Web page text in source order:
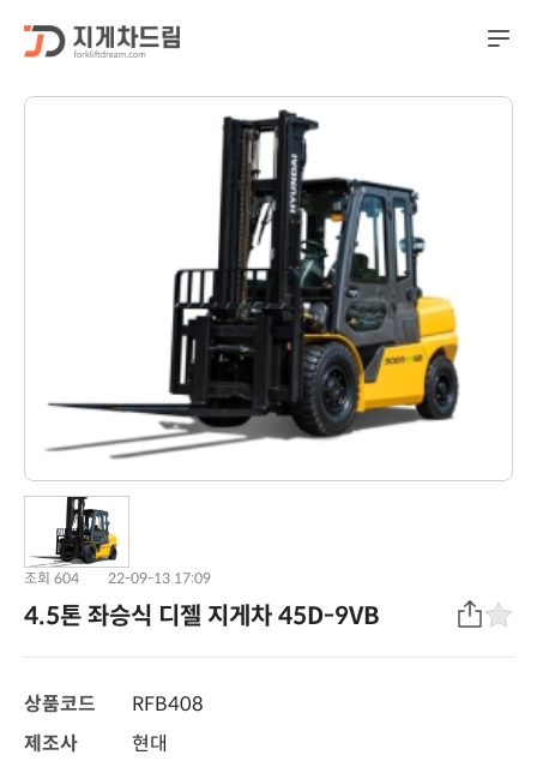
조회 604 22-09-13 17:09
4.5톤 좌승식 디젤 지게차 45D-9VB
상품코드
RFB408
제조사
현대